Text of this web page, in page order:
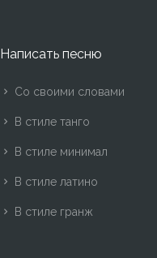
Написать песню
Со своими словами
В стиле танго
В стиле минимал
В стиле латино
В стиле гранж